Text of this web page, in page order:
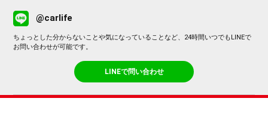
@carlife
ちょっとした分からないことや気になっていることなど、24時間いつでもLINEで
お問い合わせが可能です。
LINEで問い合わせ